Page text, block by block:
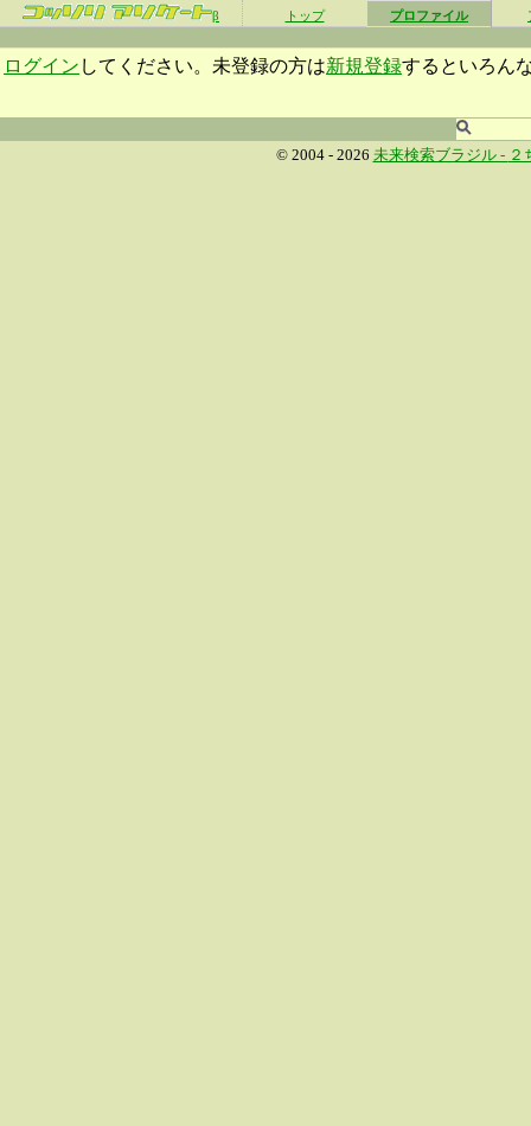
β トップ プロファイル
ログイン してください。未登録の方は新規登録するといろん
© 2004 - 2026 未来検索ブラジル - ２